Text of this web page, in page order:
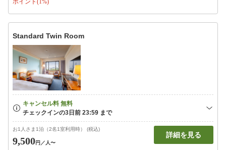
ポイント(1%)
Standard Twin Room
お1人さま1泊（2名1室利用時） (税込)
9,500円 ／人〜
詳細を見る